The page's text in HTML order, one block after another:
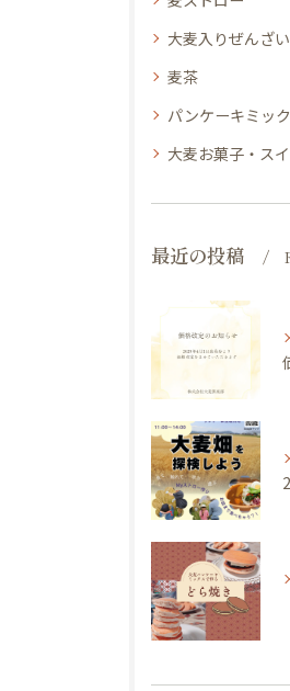
大麦入りぜんざい
麦茶
パンケーキミッ
大麦お菓子・ス
最近の投稿